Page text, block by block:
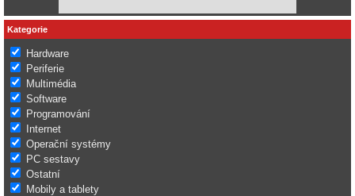
Kategorie
Hardware
Periferie
Multimédia
Software
Programování
Internet
Operační systémy
PC sestavy
Ostatní
Mobily a tablety